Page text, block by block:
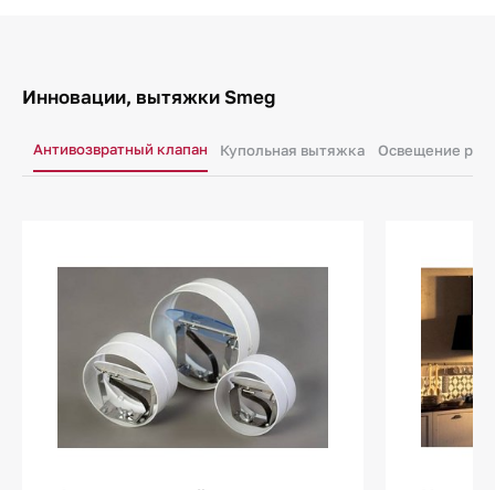
Инновации, вытяжки Smeg
Антивозвратный клапан Купольная вытяжка Освещение